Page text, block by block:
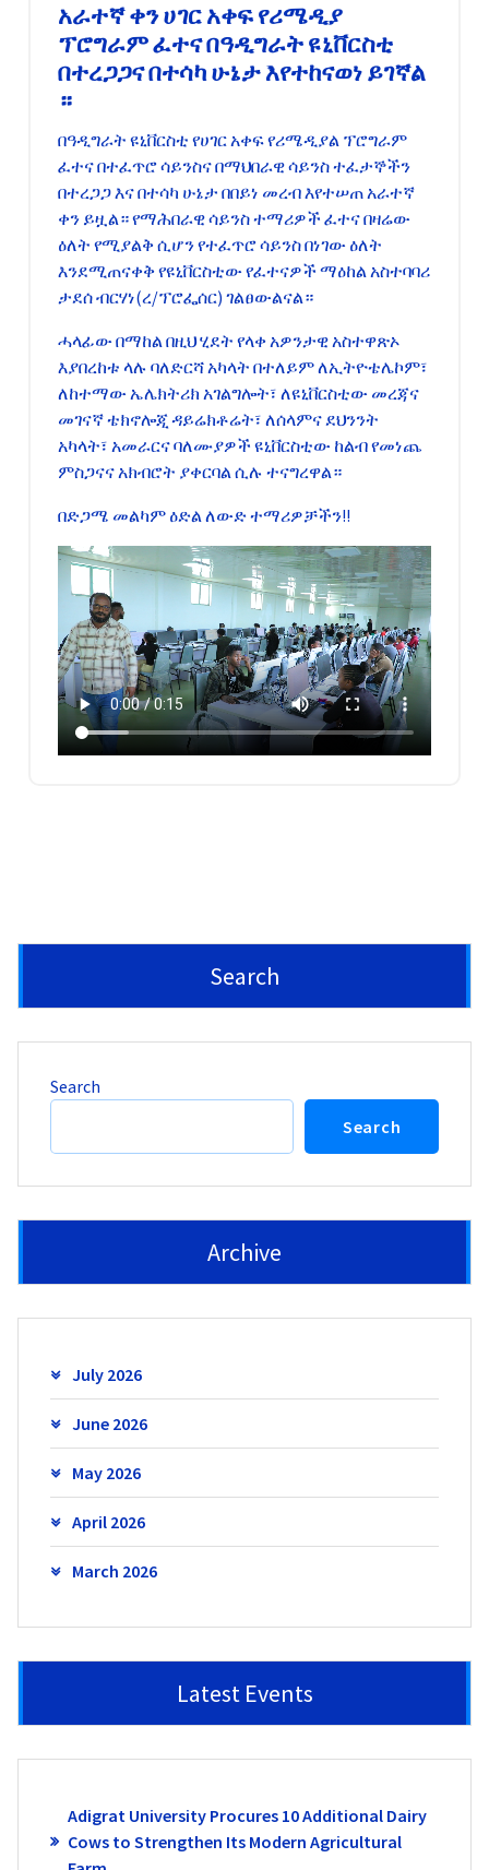
አራተኛ ቀን ሀገር አቀፍ የሪሜዲያ
ፕሮግራም ፈተና በዓዲግራት ዩኒቨርስቲ
በተረጋጋና በተሳካ ሁኔታ እየተከናወነ ይገኛል
።
በዓዲግራት ዩኒቨርስቲ የሀገር አቀፍ የሪሜዲያል ፕሮግራም
ፈተና በተፈጥሮ ሳይንስና በማህበራዊ ሳይንስ ተፈታኞችን
በተረጋጋ እና በተሳካ ሁኔታ በበይነ መረብ እየተሠጠ አራተኛ
ቀን ይዟል። የማሕበራዊ ሳይንስ ተማሪዎች ፈተና በዛሬው
ዕለት የሚያልቅ ሲሆን የተፈጥሮ ሳይንስ በነገው ዕለት
እንደሚጠናቀቅ የዩኒቨርስቲው የፈተናዎች ማዕከል አስተባባሪ
ታደሰ ብርሃነ(ረ/ፕሮፌሰር) ገልፀውልናል።
ሓላፊው በማከል በዚህ ሂደት የላቀ አዎንታዊ አስተዋጽኦ
እያበረከቱ ላሉ ባለድርሻ አካላት በተለይም ለኢትዮቴሌኮም፣
ለከተማው ኤሌክትሪክ አገልግሎት፣ ለዩኒቨርስቲው መረጃና
መገናኛ ቴክኖሎጂ ዳይሬክቶሬት፣ ለሰላምና ደህንንት
አካላት፣ አመራርና ባለሙያዎች ዩኒቨርስቲው ከልብ የመነጨ
ምስጋናና አክብሮት ያቀርባል ሲሉ ተናግረዋል።
በድጋሜ መልካም ዕድል ለውድ ተማሪዎቻችን!!
Search
Search
Search
Archive
July 2026
June 2026
May 2026
April 2026
March 2026
Latest Events
Adigrat University Procures 10 Additional Dairy
Cows to Strengthen Its Modern Agricultural